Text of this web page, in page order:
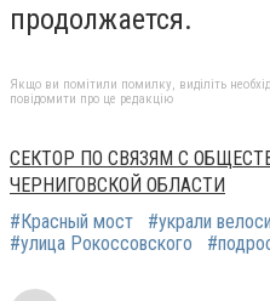
продолжается.
Якщо ви помітили помилку, виділіть
повідомити про це редакцію
СЕКТОР ПО СВЯЗЯМ С
ЧЕРНИГОВСКОЙ ОБЛАСТИ
#Красный мост
#украли
#улица Рокоссовского